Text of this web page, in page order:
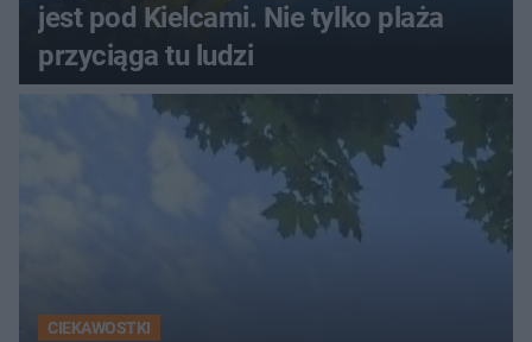
jest pod Kielcami. Nie tylko plaża
przyciąga tu ludzi
CIEKAWOSTKI